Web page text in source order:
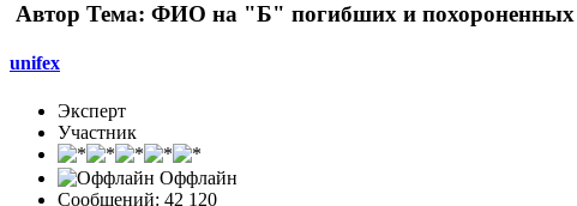
Автор Тема: ФИО на "Б" погибших и похороненных
unifex
Эксперт
Участник
Оффлайн
Сообщений: 42 120